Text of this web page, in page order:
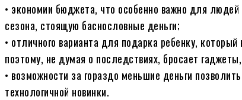
• экономии бюджета, что особенно важно для
сезона, стоящую баснословные деньги;
• отличного варианта для подарка ребенку,
поэтому, не думая о последствиях, бросает
• возможности за гораздо меньшие деньги
технологичной новинки.